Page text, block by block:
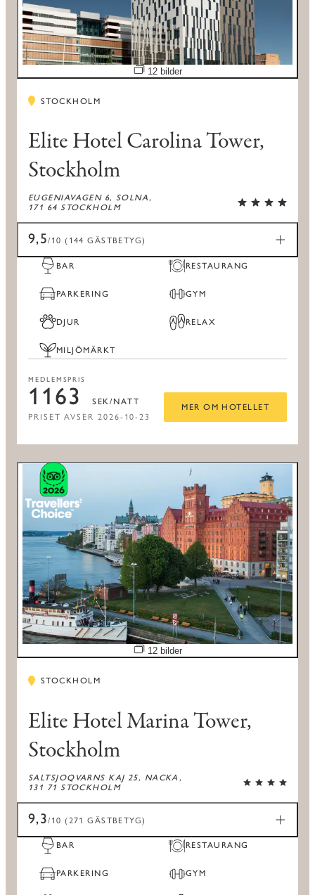
Öppna bildspel
12 bilder
STOCKHOLM
Elite Hotel Carolina Tower,
Stockholm
EUGENIAVAGEN 6, SOLNA,
171 64 STOCKHOLM
9,5/10 (144 GÄSTBETYG)
BAR RESTAURANG
PARKERING GYM
DJUR RELAX
MILJÖMÄRKT
MEDLEMSPRIS
1163 SEK/NATT
PRISET AVSER 2026-10-23
MER OM HOTELLET
Öppna bildspel
12 bilder
STOCKHOLM
Elite Hotel Marina Tower,
Stockholm
SALTSJOQVARNS KAJ 25, NACKA,
131 71 STOCKHOLM
9,3/10 (271 GÄSTBETYG)
BAR RESTAURANG
PARKERING GYM